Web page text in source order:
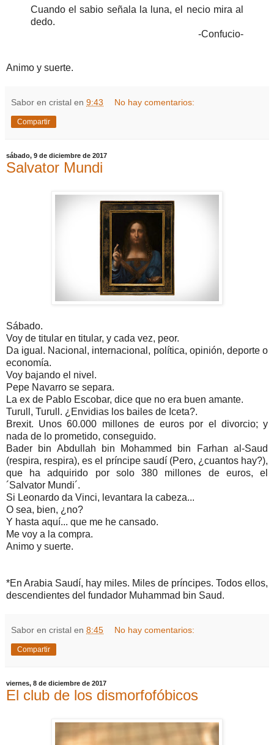
Cuando el sabio señala la luna, el necio mira al
dedo.
-Confucio-
Animo y suerte.
Sabor en cristal en 9:43 No hay comentarios:
Compartir
sábado, 9 de diciembre de 2017
Salvator Mundi
Sábado.
Voy de titular en titular, y cada vez, peor.
Da igual. Nacional, internacional, política, opinión, deporte o
economía.
Voy bajando el nivel.
Pepe Navarro se separa.
La ex de Pablo Escobar, dice que no era buen amante.
Turull, Turull. ¿Envidias los bailes de Iceta?.
Brexit. Unos 60.000 millones de euros por el divorcio; y
nada de lo prometido, conseguido.
Bader bin Abdullah bin Mohammed bin Farhan al-Saud
(respira, respira), es el príncipe saudí (Pero, ¿cuantos hay?),
que ha adquirido por solo 380 millones de euros, el
´Salvator Mundi´.
Si Leonardo da Vinci, levantara la cabeza...
O sea, bien, ¿no?
Y hasta aquí... que me he cansado.
Me voy a la compra.
Animo y suerte.
*En Arabia Saudí, hay miles. Miles de príncipes. Todos ellos,
descendientes del fundador Muhammad bin Saud.
Sabor en cristal en 8:45 No hay comentarios:
Compartir
viernes, 8 de diciembre de 2017
El club de los dismorfofóbicos